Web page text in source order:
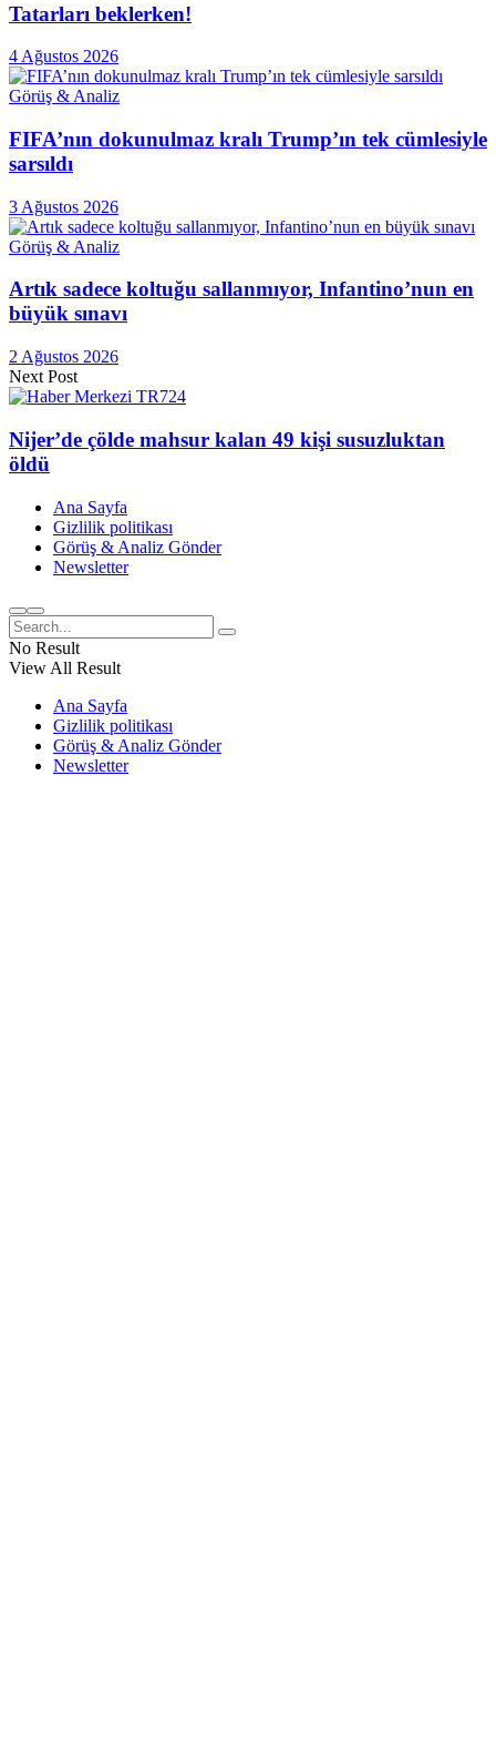
Tatarları beklerken!
4 Ağustos 2026
Görüş & Analiz
FIFA’nın dokunulmaz kralı Trump’ın tek cümlesiyle
sarsıldı
3 Ağustos 2026
Görüş & Analiz
Artık sadece koltuğu sallanmıyor, Infantino’nun en
büyük sınavı
2 Ağustos 2026
Next Post
Nijer’de çölde mahsur kalan 49 kişi susuzluktan
öldü
Ana Sayfa
Gizlilik politikası
Görüş & Analiz Gönder
Newsletter
No Result
View All Result
Ana Sayfa
Gizlilik politikası
Görüş & Analiz Gönder
Newsletter